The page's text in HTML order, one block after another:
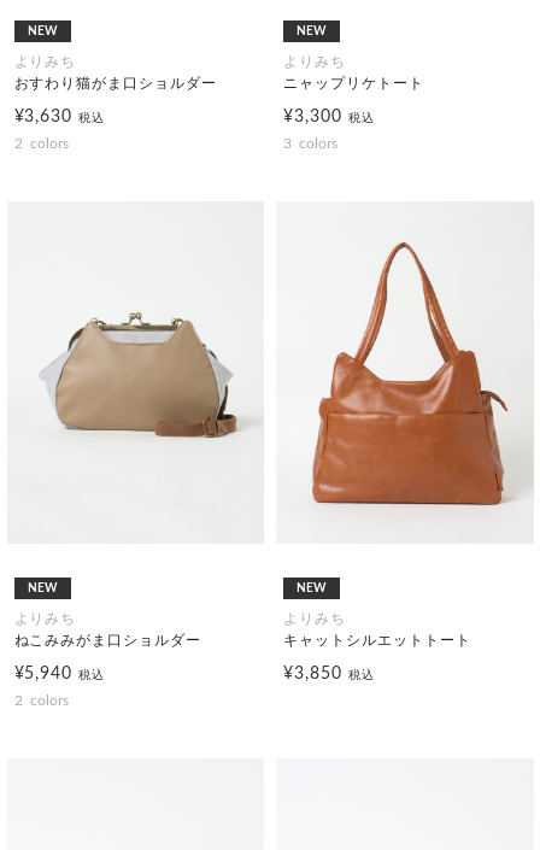
NEW
よりみち
おすわり猫がま口ショルダー
¥3,630税込
2 colors
NEW
よりみち
ニャップリケトート
¥3,300 税込
3 colors
NEW
よりみち
ねこみみがま口ショルダー
¥5,940税込
2 colors
NEW
よりみち
キャットシルエットトート
¥3,850 税込